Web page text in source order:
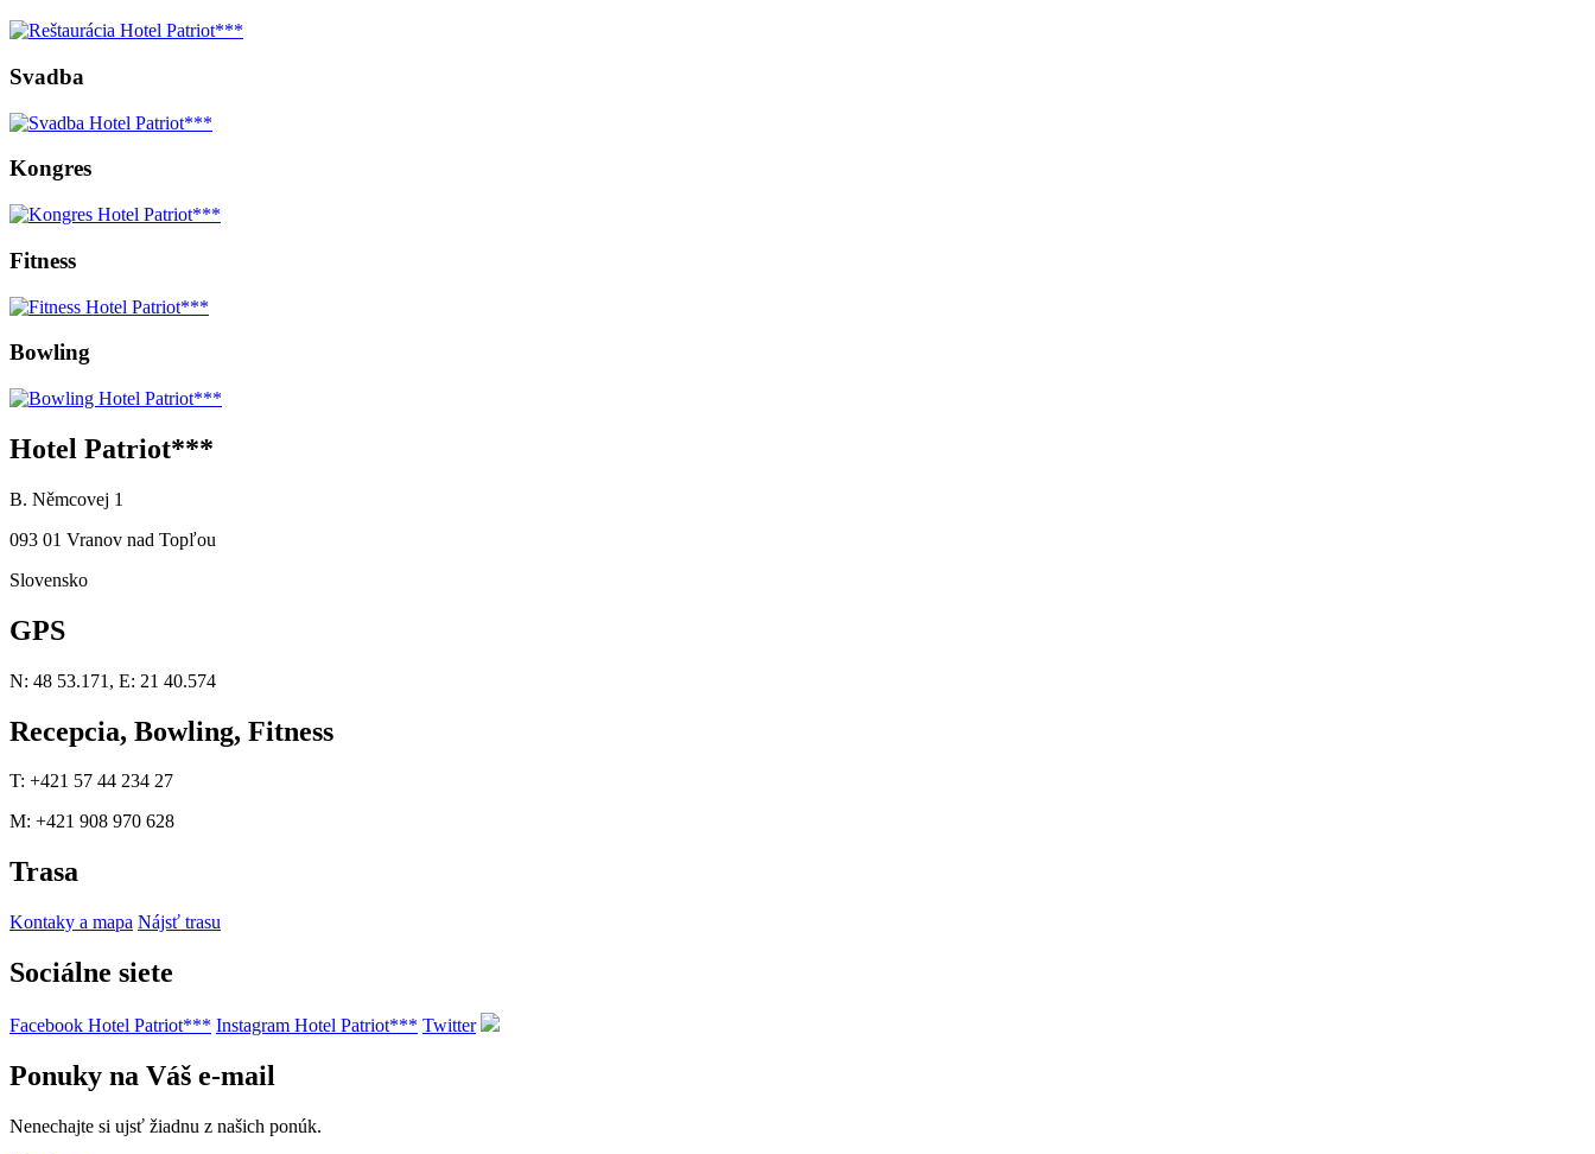
Svadba
Kongres
Fitness
Bowling
Hotel Patriot***
B. Němcovej 1
093 01 Vranov nad Topľou
Slovensko
GPS
N: 48 53.171, E: 21 40.574
Recepcia, Bowling, Fitness
T: +421 57 44 234 27
M: +421 908 970 628
Trasa
Kontaky a mapa Nájsť trasu
Sociálne siete
Facebook Hotel Patriot*** Instagram Hotel Patriot*** Twitter
Ponuky na Váš e-mail
Nenechajte si ujsť žiadnu z našich ponúk.